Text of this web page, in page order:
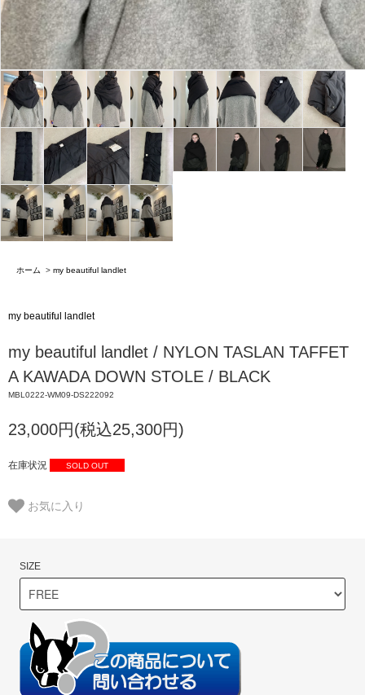
ホーム > my beautiful landlet
my beautiful landlet
my beautiful landlet / NYLON TASLAN TAFFET
A KAWADA DOWN STOLE / BLACK
MBL0222-WM09-DS222092
23,000円(税込25,300円)
在庫状況 SOLD OUT
お気に入り
SIZE